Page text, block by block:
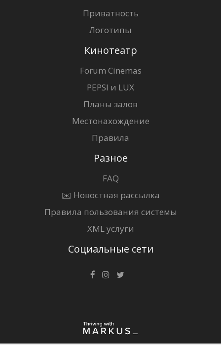
Приватность
Логотипы
Кинотеатр
Forum Cinemas
PEPSI и LUX
Планы залов
Местонахождение
Правила
Разное
FAQ
✉️ Новостная рассылка
Правила пользования системы
XML услуги
Социальные сети